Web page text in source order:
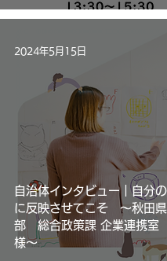
自治体インタビュー｜自分
に反映させてこそ ～秋田
部 総合政策課 企業連携
様～
2024年5月15日